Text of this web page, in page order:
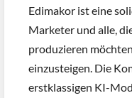
Edimakor ist eine
Marketer und alle,
produzieren
einzusteigen. Die
erstklassigen KI-